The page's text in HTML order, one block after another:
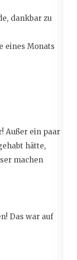
dankbar zu
eines Monats
Außer ein paar
hätte,
machen
Das war auf